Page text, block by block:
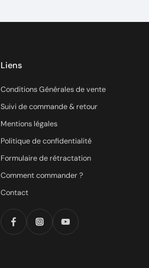
Liens
Conditions Générales de vente
Suivi de commande & retour
Mentions légales
Politique de confidentialité
Formulaire de rétractation
Comment commander ?
Contact